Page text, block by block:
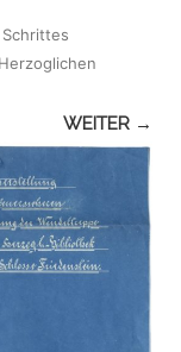
Schrittes
WEITER →